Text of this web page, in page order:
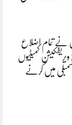
نے تمام اضلاع
کمیٹیوں
میں کرنے